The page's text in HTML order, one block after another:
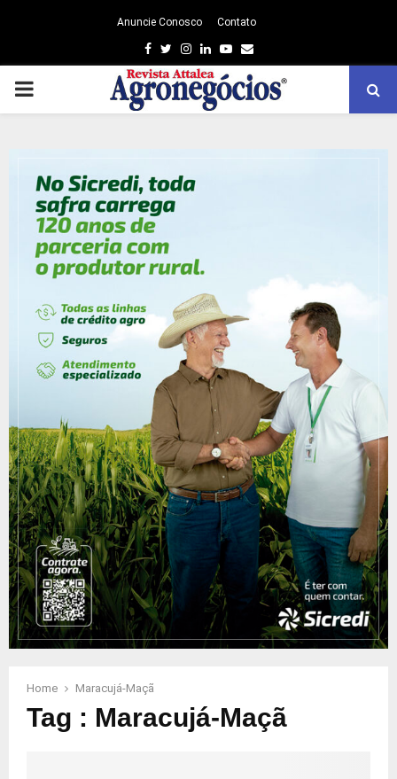
Anuncie Conosco Contato
Facebook
TwitterInstagram
LinkedinYoutube
Email
PRIMARY
Home Maracujá-Maçã
Tag : Maracujá-Maçã